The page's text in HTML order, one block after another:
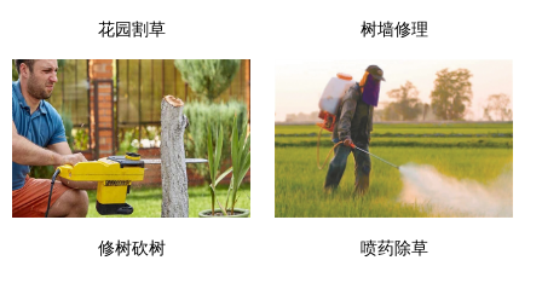
花园割草 树墙修理
修树砍树 喷药除草